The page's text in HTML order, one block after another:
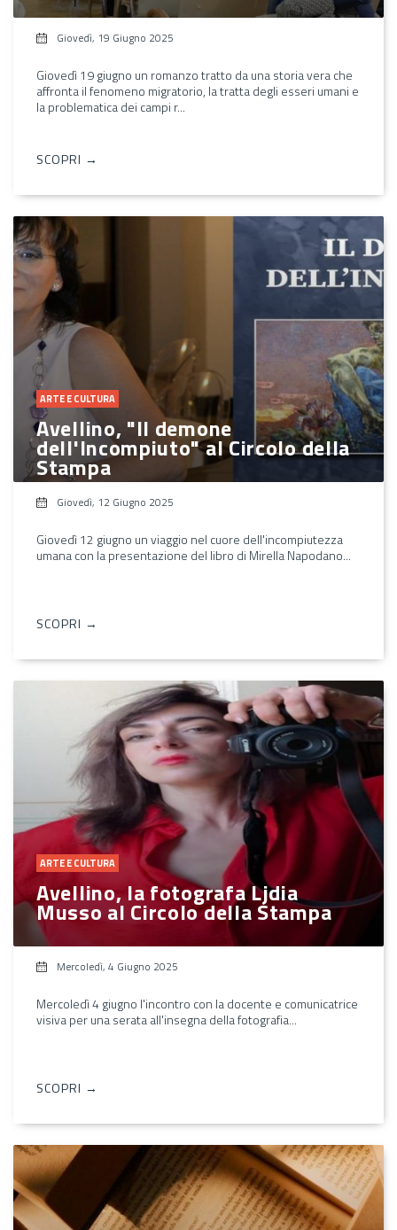
Giovedì, 19 Giugno 2025
Giovedì 19 giugno un romanzo tratto da una storia vera che
affronta il fenomeno migratorio, la tratta degli esseri umani e
la problematica dei campi r...
SCOPRI →
ARTE E CULTURA
Avellino, "Il demone
dell'Incompiuto" al Circolo della
Stampa
Giovedì, 12 Giugno 2025
Giovedì 12 giugno un viaggio nel cuore dell'incompiutezza
umana con la presentazione del libro di Mirella Napodano...
SCOPRI →
ARTE E CULTURA
Avellino, la fotografa Ljdia
Musso al Circolo della Stampa
Mercoledì, 4 Giugno 2025
Mercoledì 4 giugno l'incontro con la docente e comunicatrice
visiva per una serata all'insegna della fotografia...
SCOPRI →